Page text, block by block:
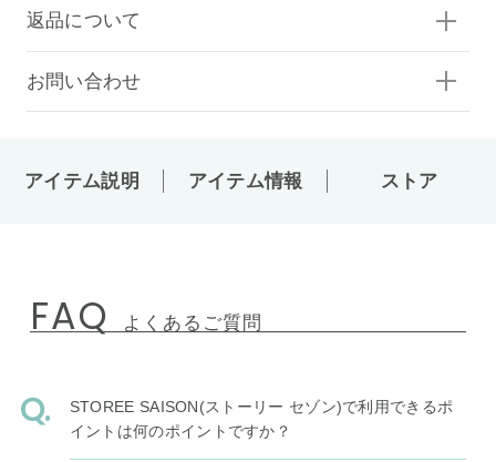
返品について
お問い合わせ
アイテム説明 アイテム情報 ストア
FAQ よくあるご質問
STOREE SAISON(ストーリー セゾン)で利用できるポ
イントは何のポイントですか？